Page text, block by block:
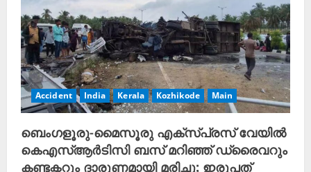
Accident India Kerala Kozhikode Main
ബെംഗളൂരു-മൈസൂരു എക്സ്പ്രസ് വേയിൽ
കെഎസ്ആർടിസി ബസ് മറിഞ്ഞ് ഡ്രൈവറും
കണ്ടക്ടറും ദാരുണമായി മരിച്ചു; ഇരുപത്